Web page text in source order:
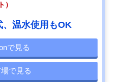
）
、温水使用もOK
で見る
で見る